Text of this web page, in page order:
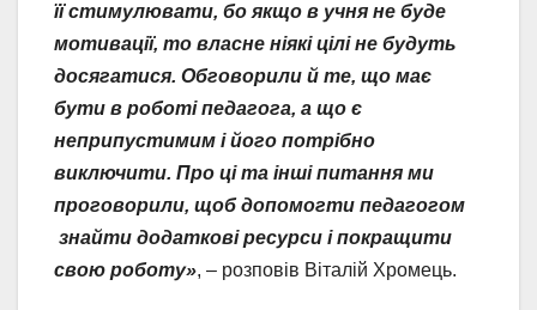
її стимулювати, бо якщо в учня не буде
мотивації, то власне ніякі цілі не будуть
досягатися. Обговорили й те, що має
бути в роботі педагога, а що є
неприпустимим і його потрібно
виключити. Про ці та інші питання ми
проговорили, щоб допомогти педагогом
знайти додаткові ресурси і покращити
свою роботу», – розповів Віталій Хромець.